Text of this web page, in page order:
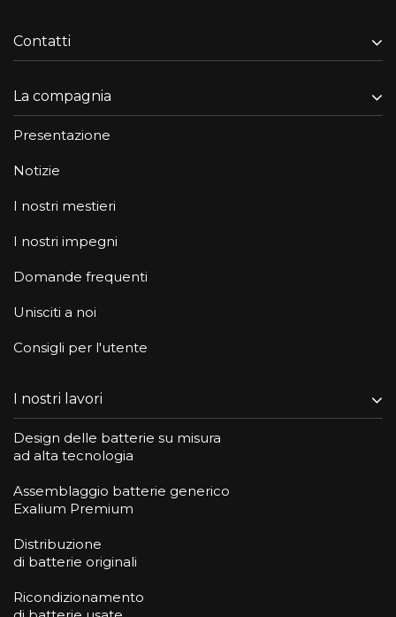
Contatti
La compagnia
Presentazione
Notizie
I nostri mestieri
I nostri impegni
Domande frequenti
Unisciti a noi
Consigli per l'utente
I nostri lavori
Design delle batterie su misura
ad alta tecnologia
Assemblaggio batterie generico
Exalium Premium
Distribuzione
di batterie originali
Ricondizionamento